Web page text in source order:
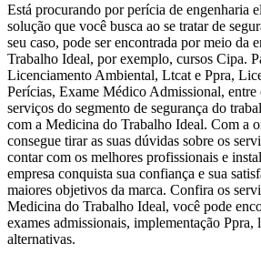
Está procurando por perícia de engenharia
solução que você busca ao se tratar de
seu caso, pode ser encontrada por meio da
Trabalho Ideal, por exemplo, cursos Cipa.
Licenciamento Ambiental, Ltcat e Ppra,
Perícias, Exame Médico Admissional, entre
serviços do segmento de segurança do
com a Medicina do Trabalho Ideal. Com a
consegue tirar as suas dúvidas sobre os
contar com os melhores profissionais e
empresa conquista sua confiança e sua
maiores objetivos da marca. Confira os
Medicina do Trabalho Ideal, você pode
exames admissionais, implementação
alternativas.